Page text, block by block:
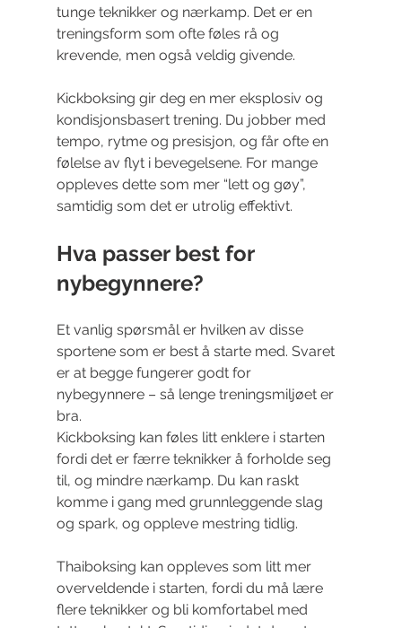
tunge teknikker og nærkamp. Det er en
treningsform som ofte føles rå og
krevende, men også veldig givende.
Kickboksing gir deg en mer eksplosiv og
kondisjonsbasert trening. Du jobber med
tempo, rytme og presisjon, og får ofte en
følelse av flyt i bevegelsene. For mange
oppleves dette som mer “lett og gøy”,
samtidig som det er utrolig effektivt.
Hva passer best for
nybegynnere?
Et vanlig spørsmål er hvilken av disse
sportene som er best å starte med. Svaret
er at begge fungerer godt for
nybegynnere – så lenge treningsmiljøet er
bra.
Kickboksing kan føles litt enklere i starten
fordi det er færre teknikker å forholde seg
til, og mindre nærkamp. Du kan raskt
komme i gang med grunnleggende slag
og spark, og oppleve mestring tidlig.
Thaiboksing kan oppleves som litt mer
overveldende i starten, fordi du må lære
flere teknikker og bli komfortabel med